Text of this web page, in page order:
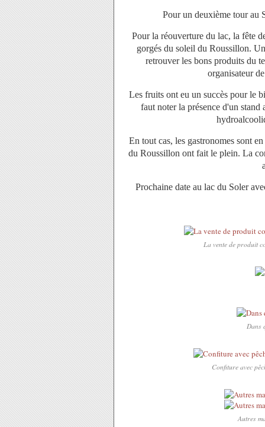
Pour un deuxième tour au
Pour la réouverture du lac, la fête
gorgés du soleil du Roussillon.
retrouver les bons produits du
organisateur
Les fruits ont eu un succès pour le
faut noter la présence d'un
En tout cas, les gastronomes sont
du Roussillon ont fait le plein. La
Prochaine date au lac du Soler
La vente de produit
Dans
Confiture avec
Autres